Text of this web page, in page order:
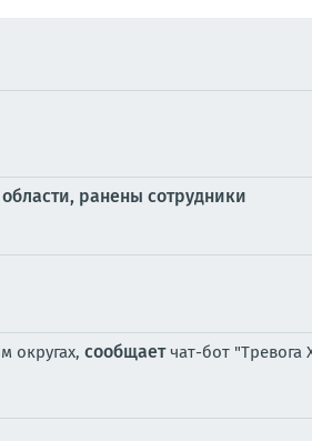
ранены сотрудники
округах, сообщаетчат-бот "Тревога